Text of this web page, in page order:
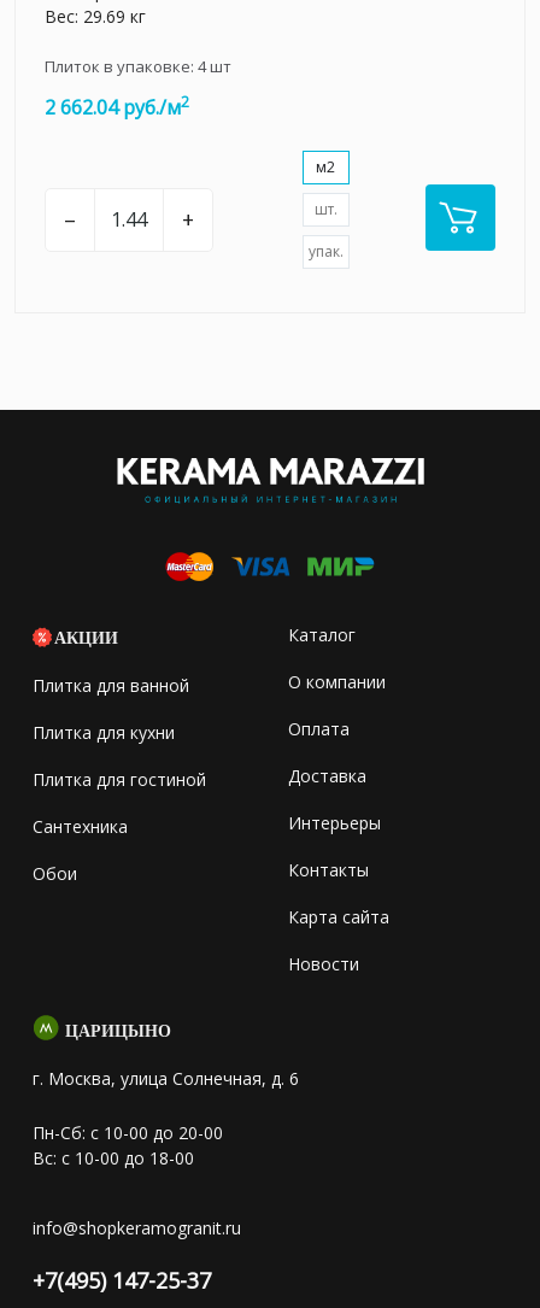
Вес: 29.69 кг
Плиток в упаковке: 4шт
2 662.04 руб./м2
– +
м2
шт.
упак.
АКЦИИ
Плитка для ванной
Плитка для кухни
Плитка для гостиной
Сантехника
Обои
Каталог
О компании
Оплата
Доставка
Интерьеры
Контакты
Карта сайта
Новости
ЦАРИЦЫНО
г. Москва, улица Солнечная, д. 6
Пн-Сб: с 10-00 до 20-00
Вс: с 10-00 до 18-00
info@shopkeramogranit.ru
+7(495) 147-25-37